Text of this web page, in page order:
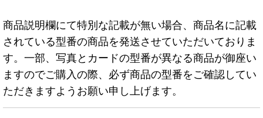
商品説明欄にて特別な記載が無い場合、商品名に記載
されている型番の商品を発送させていただいておりま
す。一部、写真とカードの型番が異なる商品が御座い
ますのでご購入の際、必ず商品の型番をご確認してい
ただきますようお願い申し上げます。